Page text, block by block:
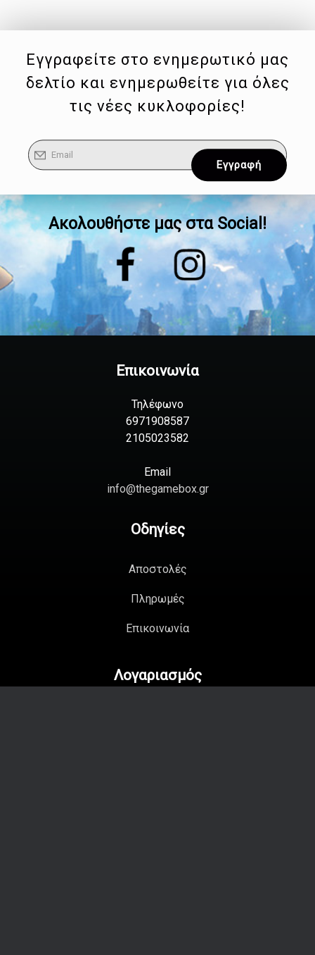
Εγγραφείτε στο ενημερωτικό μας
δελτίο και ενημερωθείτε για όλες
τις νέες κυκλοφορίες!
Ακολουθήστε μας στα Social!
Επικοινωνία
Τηλέφωνο
6971908587
2105023582
Email
info@thegamebox.gr
Οδηγίες
Αποστολές
Πληρωμές
Επικοινωνία
Λογαριασμός